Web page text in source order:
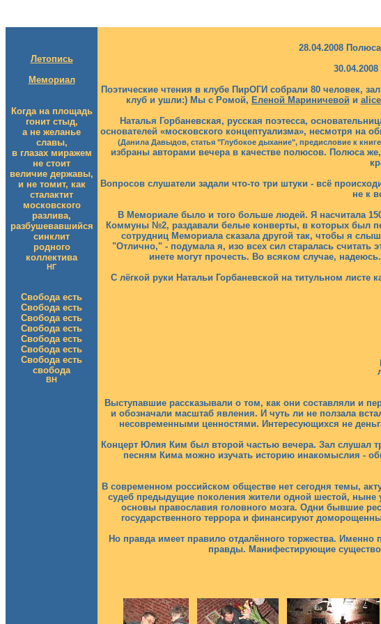
Летопись
Мемориал
Когда на площадь
гонит стыд,
а не желанье
славы,
в глазах миражем
не стоит
величие державы,
и не томит, как
сталактит
московского
разлива,
разбушевавшийся
синклит
родного
коллектива
НГ
Свобода есть
Свобода есть
Свобода есть
Свобода есть
Свобода есть
Свобода есть
Свобода есть
свобода
ВН
28.04.2008
30.04.2008
Поэтические чтения в клубе ПирОГИ собрали 80 человек,
клуб и ушли:) Мы с Ромой, Еленой Мариничевой и
Наталья Горбаневская, русская поэтесса,
основателей «московского концептуализма», несмотря на
(Данила Давыдов, статья "Глубокое дыхание", предисловие к
избраны авторами вечера в качестве полюсов. Полюса
Вопросов слушатели задали что-то три штуки - всё
не к
В Мемориале было и того больше людей. Я насчитала
Коммуны №2, раздавали белые конверты, в которых был
сотрудниц Мемориала сказала другой так, чтобы я
"Отлично," - подумала я, изо всех сил старалась
инете могут прочесть. Во всяком случае,
С лёгкой руки Натальи Горбаневской на титульном листе
Выступавшие рассказывали о том, как они составляли и
и обозначали масштаб явления. И чуть ли не ползала
несовременными ценностями. Интересующихся не
Концерт Юлия Ким был второй частью вечера. Зал слушал
песням Кима можно изучать историю инакомыслия -
В современном российском обществе нет сегодня темы,
судеб предыдущие поколения жители одной шестой,
основы православия головного мозга. Одни бывшие
государственного террора и финансируют
Но правда имеет правило отдалённого торжества.
правды. Манифестирующие